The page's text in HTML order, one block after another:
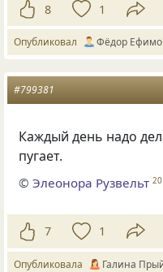
8 1
Опубликовал Фёдор
#799381
Каждый день надо
пугает.
©Элеонора Рузвельт 20
7 1
Опубликовала Галина